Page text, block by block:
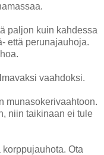
paljon kuin kahdessa
että perunajauhoja.
vaahdoksi.
munasokerivaahtoon.
niin taikinaan ei tule
Ota